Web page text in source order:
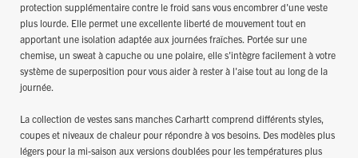
protection supplémentaire contre le froid sans vous encombrer d'une veste
plus lourde. Elle permet une excellente liberté de mouvement tout en
apportant une isolation adaptée aux journées fraîches. Portée sur une
chemise, un sweat à capuche ou une polaire, elle s'intègre facilement à votre
système de superposition pour vous aider à rester à l'aise tout au long de la
journée.
La collection de vestes sans manches Carhartt comprend différents styles,
coupes et niveaux de chaleur pour répondre à vos besoins. Des modèles plus
légers pour la mi-saison aux versions doublées pour les températures plus